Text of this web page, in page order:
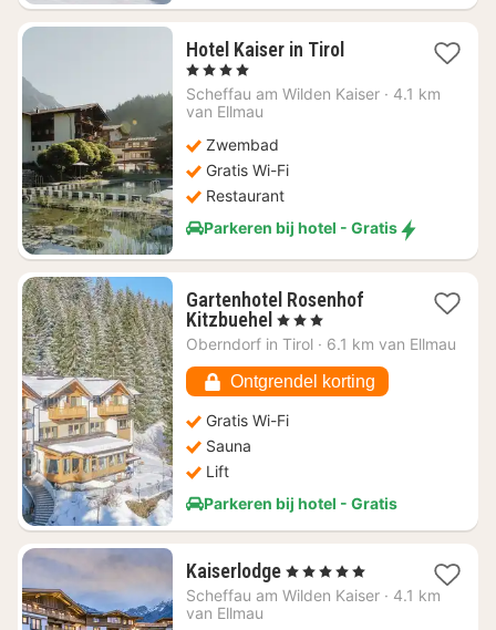
Hotel Kaiser in Tirol1
vanaf
, 4 Sterren
Scheffau am Wilden Kaiser · 4.1 km
van Ellmau
Zwembad
Gratis Wi-Fi
Restaurant
Parkeren bij hotel - Gratis
Gartenhotel Rosenhof
Kitzbuehel 1
nacht
€
109,18
, 3 Sterren
Oberndorf in Tirol · 6.1 km van Ellmau
Ontgrendel korting
Gratis Wi-Fi
Sauna
Lift
Parkeren bij hotel - Gratis
Kaiserlodge1
nacht
, 5 Sterren
Scheffau am Wilden Kaiser · 4.1 km
van Ellmau